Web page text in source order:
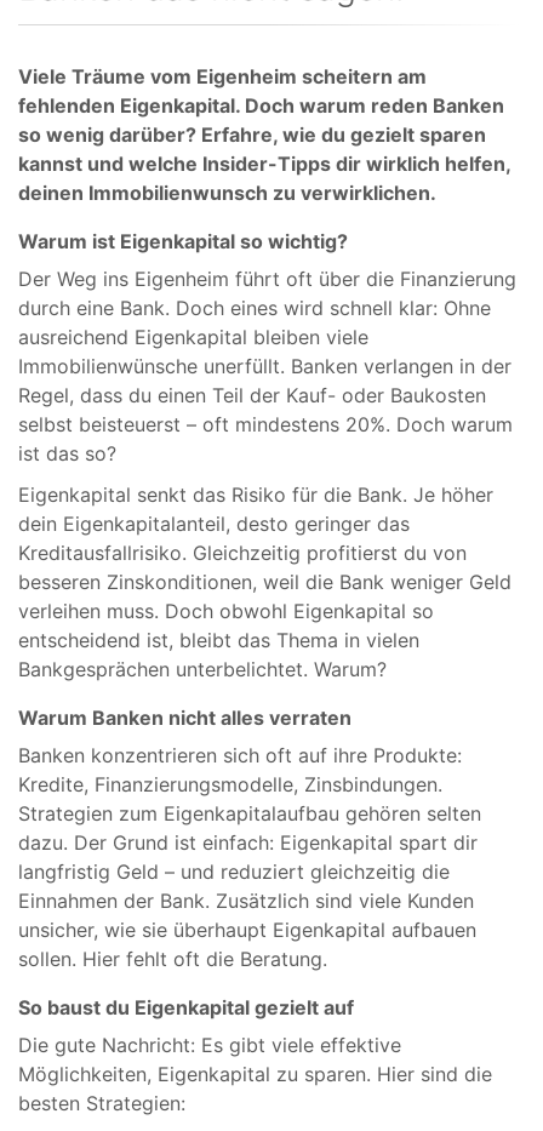
Viele Träume vom Eigenheim scheitern am
fehlenden Eigenkapital. Doch warum reden Banken
so wenig darüber? Erfahre, wie du gezielt sparen
kannst und welche Insider-Tipps dir wirklich helfen,
deinen Immobilienwunsch zu verwirklichen.
Warum ist Eigenkapital so wichtig?
Der Weg ins Eigenheim führt oft über die Finanzierung
durch eine Bank. Doch eines wird schnell klar: Ohne
ausreichend Eigenkapital bleiben viele
Immobilienwünsche unerfüllt. Banken verlangen in der
Regel, dass du einen Teil der Kauf- oder Baukosten
selbst beisteuerst – oft mindestens 20%. Doch warum
ist das so?
Eigenkapital senkt das Risiko für die Bank. Je höher
dein Eigenkapitalanteil, desto geringer das
Kreditausfallrisiko. Gleichzeitig profitierst du von
besseren Zinskonditionen, weil die Bank weniger Geld
verleihen muss. Doch obwohl Eigenkapital so
entscheidend ist, bleibt das Thema in vielen
Bankgesprächen unterbelichtet. Warum?
Warum Banken nicht alles verraten
Banken konzentrieren sich oft auf ihre Produkte:
Kredite, Finanzierungsmodelle, Zinsbindungen.
Strategien zum Eigenkapitalaufbau gehören selten
dazu. Der Grund ist einfach: Eigenkapital spart dir
langfristig Geld – und reduziert gleichzeitig die
Einnahmen der Bank. Zusätzlich sind viele Kunden
unsicher, wie sie überhaupt Eigenkapital aufbauen
sollen. Hier fehlt oft die Beratung.
So baust du Eigenkapital gezielt auf
Die gute Nachricht: Es gibt viele effektive
Möglichkeiten, Eigenkapital zu sparen. Hier sind die
besten Strategien: